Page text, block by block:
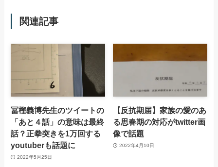
関連記事
冨樫義博先生のツイートの
「あと４話」の意味は最終
話？正拳突きを1万回する
youtuberも話題に
2022年5月25日
【反抗期届】家族の愛のあ
る思春期の対応がtwitter画
像で話題
2022年4月10日